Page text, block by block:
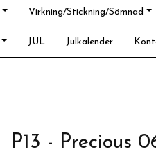
Virkning/Stickning/Sömnad
JUL Julkalender
P13 - Precious